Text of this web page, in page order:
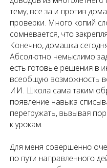
тему, все за и против
проверки. Много копий
сомневается, что
Конечно, домашка
Абсолютно немыслимо
есть готовые решения в
всеобщую возможность
ИИ. Школа сама таким
появление навыка
перегружать, вызывая
к урокам.
Для меня совершенно
по пути направленного